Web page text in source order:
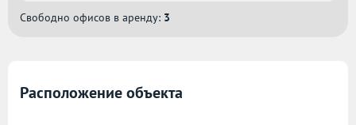
Свободно офисов в аренду: 3
Расположение объекта